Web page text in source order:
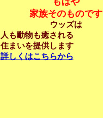
家族そのものです
ウッズは
人も動物も癒される
住まいを提供します
詳しくはこちらから